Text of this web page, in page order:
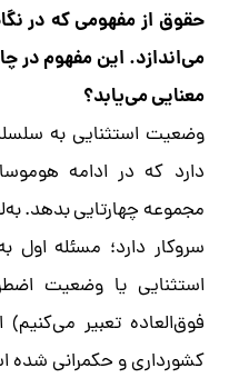
حقوق از مفهومی که در
معنایی می‌یابد؟
وضعیت استثنایی به
دارد که در ادامه
مجموعه چهارتایی بدهد.
سروکار دارد؛ مسئله
استثنایی یا وضعیت
فوق‌العاده تعبیر
کشورداری و حکمرانی